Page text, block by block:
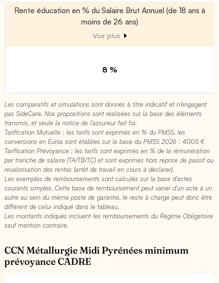
Rente éducation en % du Salaire Brut Annuel (de 18 ans à
moins de 26 ans)
Voir plus
8 %
Les comparatifs et simulations sont donnés à titre indicatif et n’engagent
pas SideCare. Nos propositions sont réalisées sur la base des éléments
transmis, et seule la notice de l’assureur fait foi.
Tarification Mutuelle : les tarifs sont exprimés en % du PMSS, les
conversions en Euros sont établies sur la base du PMSS 2026 : 4005 €​
Tarification Prévoyance : les tarifs sont exprimés en % de la rémunération
par tranche de salaire (TA/TB/TC) et sont exprimés hors reprise de passif ou
revalorisation des rentes (arrêt de travail en cours à déclarer).
Les exemples de remboursements sont calculés sur la base d'actes
courants simples. Cette base de remboursement peut varier d'un acte à un
autre au sein du même poste de garantie, le reste à charge peut donc être
différent de celui indiqué dans le tableau.
Les montants indiqués incluent les remboursements du Régime Obligatoire
sauf mention contraire.
CCN Métallurgie Midi Pyrénées minimum
prévoyance CADRE